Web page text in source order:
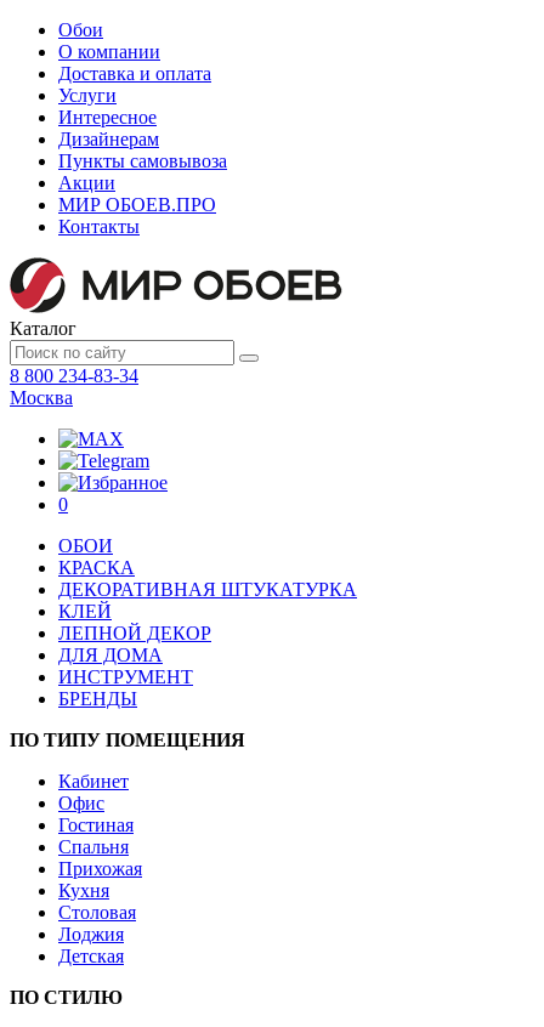
Обои
О компании
Доставка и оплата
Услуги
Интересное
Дизайнерам
Пункты самовывоза
Акции
МИР ОБОЕВ.ПРО
Контакты
Каталог
8 800 234-83-34
Москва
0
ОБОИ
КРАСКА
ДЕКОРАТИВНАЯ ШТУКАТУРКА
КЛЕЙ
ЛЕПНОЙ ДЕКОР
ДЛЯ ДОМА
ИНСТРУМЕНТ
БРЕНДЫ
ПО ТИПУ ПОМЕЩЕНИЯ
Кабинет
Офис
Гостиная
Спальня
Прихожая
Кухня
Столовая
Лоджия
Детская
ПО СТИЛЮ